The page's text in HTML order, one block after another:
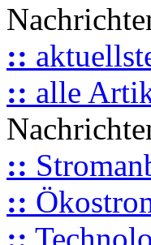
::
:: alle
::
::
::